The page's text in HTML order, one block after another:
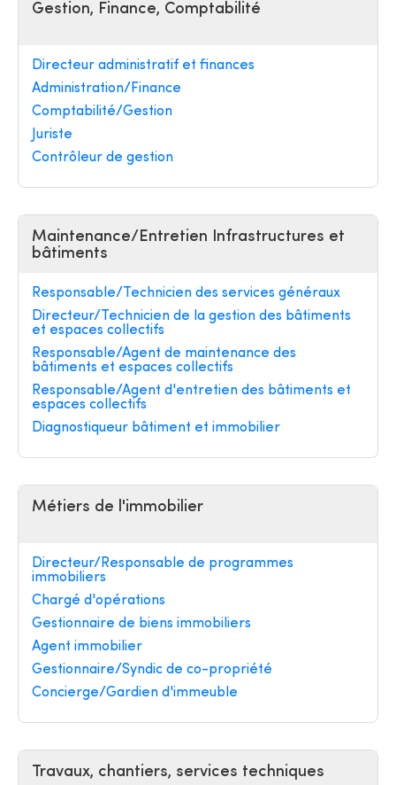
Gestion, Finance, Comptabilité
Directeur administratif et finances
Administration/Finance
Comptabilité/Gestion
Juriste
Contrôleur de gestion
Maintenance/Entretien Infrastructures et
bâtiments
Responsable/Technicien des services généraux
Directeur/Technicien de la gestion des bâtiments
et espaces collectifs
Responsable/Agent de maintenance des
bâtiments et espaces collectifs
Responsable/Agent d'entretien des bâtiments et
espaces collectifs
Diagnostiqueur bâtiment et immobilier
Métiers de l'immobilier
Directeur/Responsable de programmes
immobiliers
Chargé d'opérations
Gestionnaire de biens immobiliers
Agent immobilier
Gestionnaire/Syndic de co-propriété
Concierge/Gardien d'immeuble
Travaux, chantiers, services techniques